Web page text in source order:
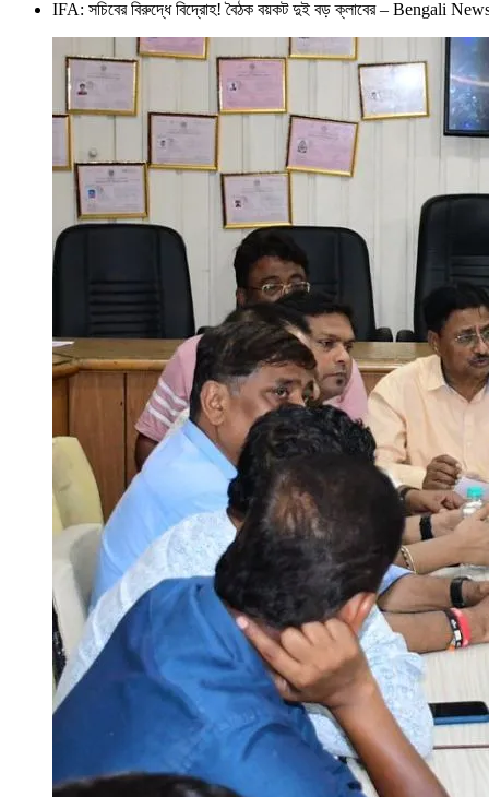
IFA: সচিবের বিরুদ্ধে বিদ্রোহ! বৈঠক বয়কট দুই বড় ক্লাবের –